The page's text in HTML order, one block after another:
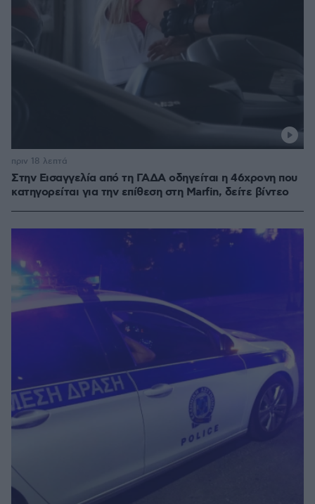
Στην Εισαγγελία από τη ΓΑΔΑ οδηγείται η 46χρονη που
κατηγορείται για την επίθεση στη Marfin, δείτε βίντεο
πριν 18 λεπτά